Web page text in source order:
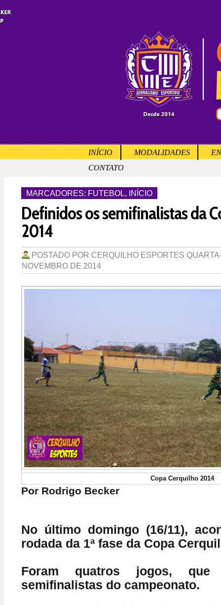
INÍCIO MODALIDADES
CONTATO
MARCADORES: FUTEBOL, INÍCIO
Definidos os semifinalistas da
2014
POSTADO POR CERQUILHO ESPORTES
NOVEMBRO DE 2014
Copa Cerquilho 2014
Por Rodrigo Becker
No último domingo (16/11),
rodada da 1ª fase da Copa
Foram quatros jogos, que
semifinalistas do campeonato.